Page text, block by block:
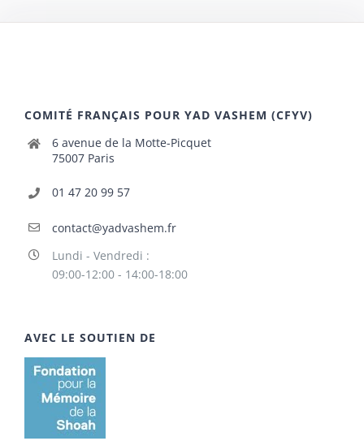
COMITÉ FRANÇAIS POUR YAD VASHEM (CFYV)
6 avenue de la Motte-Picquet
75007 Paris
01 47 20 99 57
contact@yadvashem.fr
Lundi - Vendredi :
09:00-12:00 - 14:00-18:00
AVEC LE SOUTIEN DE